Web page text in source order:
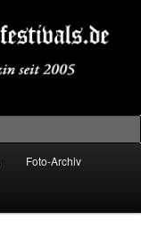
Foto-Archiv